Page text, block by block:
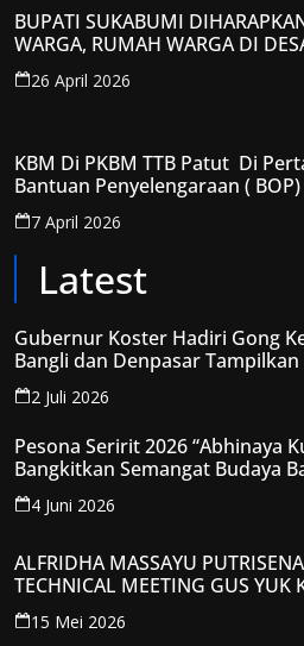
BUPATI SUKABUMI
WARGA, RUMAH WARGA DI
DIAMBRUKAN
26 April 2026
KBM Di PKBM TTB Patut Di
Bantuan Penyelengaraan (
7 April 2026
Latest
Gubernur Koster Hadiri Gong
Bangli dan Denpasar
Spiritual
2 Juli 2026
Pesona Seririt 2026 “Abhinaya
Bangkitkan Semangat Budaya
4 Juni 2026
ALFRIDHA MASSAYU
TECHNICAL MEETING GUS YUK
KANTONGI NOMOR PESERTA
15 Mei 2026